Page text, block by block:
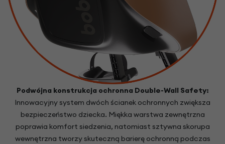
Podwójna konstrukcja ochronna Double-Wall Safety:
Innowacyjny system dwóch ścianek ochronnych zwiększa
bezpieczeństwo dziecka. Miękka warstwa zewnętrzna
poprawia komfort siedzenia, natomiast sztywna skorupa
wewnętrzna tworzy skuteczną barierę ochronną podczas